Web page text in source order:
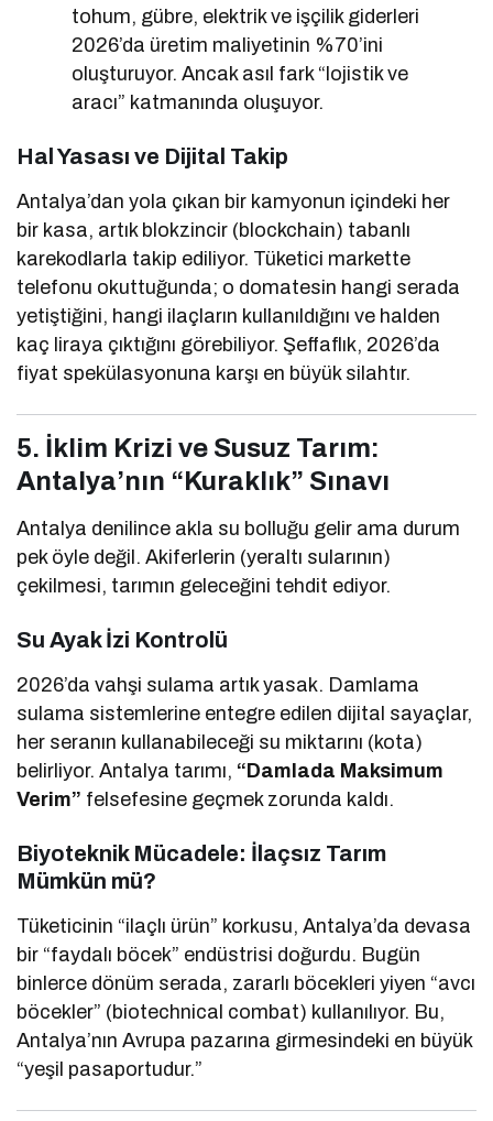
tohum, gübre, elektrik ve işçilik giderleri
2026’da üretim maliyetinin %70’ini
oluşturuyor. Ancak asıl fark “lojistik ve
aracı” katmanında oluşuyor.
Hal Yasası ve Dijital Takip
Antalya’dan yola çıkan bir kamyonun içindeki her
bir kasa, artık blokzincir (blockchain) tabanlı
karekodlarla takip ediliyor. Tüketici markette
telefonu okuttuğunda; o domatesin hangi serada
yetiştiğini, hangi ilaçların kullanıldığını ve halden
kaç liraya çıktığını görebiliyor. Şeffaflık, 2026’da
fiyat spekülasyonuna karşı en büyük silahtır.
5. İklim Krizi ve Susuz Tarım:
Antalya’nın “Kuraklık” Sınavı
Antalya denilince akla su bolluğu gelir ama durum
pek öyle değil. Akiferlerin (yeraltı sularının)
çekilmesi, tarımın geleceğini tehdit ediyor.
Su Ayak İzi Kontrolü
2026’da vahşi sulama artık yasak. Damlama
sulama sistemlerine entegre edilen dijital sayaçlar,
her seranın kullanabileceği su miktarını (kota)
belirliyor. Antalya tarımı, “Damlada Maksimum
Verim” felsefesine geçmek zorunda kaldı.
Biyoteknik Mücadele: İlaçsız Tarım
Mümkün mü?
Tüketicinin “ilaçlı ürün” korkusu, Antalya’da devasa
bir “faydalı böcek” endüstrisi doğurdu. Bugün
binlerce dönüm serada, zararlı böcekleri yiyen “avcı
böcekler” (biotechnical combat) kullanılıyor. Bu,
Antalya’nın Avrupa pazarına girmesindeki en büyük
“yeşil pasaportudur.”